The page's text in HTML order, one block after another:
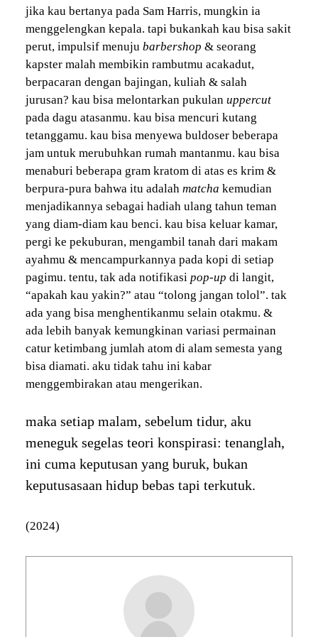
jika kau bertanya pada Sam Harris, mungkin ia
menggelengkan kepala. tapi bukankah kau bisa sakit
perut, impulsif menuju barbershop & seorang
kapster malah membikin rambutmu acakadut,
berpacaran dengan bajingan, kuliah & salah
jurusan? kau bisa melontarkan pukulan uppercut
pada dagu atasanmu. kau bisa mencuri kutang
tetanggamu. kau bisa menyewa buldoser beberapa
jam untuk merubuhkan rumah mantanmu. kau bisa
menaburi beberapa gram kratom di atas es krim &
berpura-pura bahwa itu adalah matcha kemudian
menjadikannya sebagai hadiah ulang tahun teman
yang diam-diam kau benci. kau bisa keluar kamar,
pergi ke pekuburan, mengambil tanah dari makam
ayahmu & mencampurkannya pada kopi di setiap
pagimu. tentu, tak ada notifikasi pop-up di langit,
“apakah kau yakin?” atau “tolong jangan tolol”. tak
ada yang bisa menghentikanmu selain otakmu. &
ada lebih banyak kemungkinan variasi permainan
catur ketimbang jumlah atom di alam semesta yang
bisa diamati. aku tidak tahu ini kabar
menggembirakan atau mengerikan.
maka setiap malam, sebelum tidur, aku
meneguk segelas teori konspirasi: tenanglah,
ini cuma keputusan yang buruk, bukan
keputusasaan hidup bebas tapi terkutuk.
(2024)